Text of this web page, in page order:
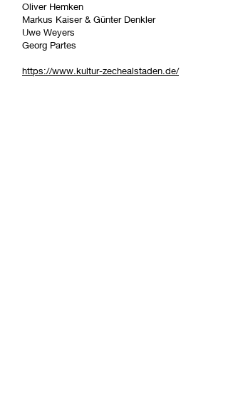
Oliver Hemken
Markus Kaiser & Günter Denkler
Uwe Weyers
Georg Partes
https://www.kultur-zechealstaden.de/